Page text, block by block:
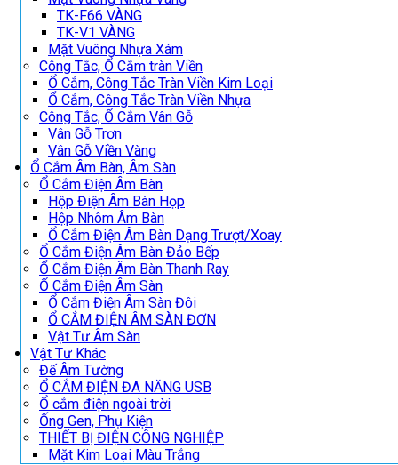
TK-F66 VÀNG
TK-V1 VÀNG
Mặt Vuông Nhựa Xám
Công Tắc, Ổ Cắm tràn Viền
Ổ Cắm, Công Tắc Tràn Viền Kim Loại
Ổ Cắm, Công Tắc Tràn Viền Nhựa
Công Tắc, Ổ Cắm Vân Gỗ
Vân Gỗ Trơn
Vân Gỗ Viền Vàng
Ổ Cắm Âm Bàn, Âm Sàn
Ổ Cắm Điện Âm Bàn
Hộp Điện Âm Bàn Họp
Hộp Nhôm Âm Bàn
Ổ Cắm Điện Âm Bàn Dạng Trượt/Xoay
Ổ Cắm Điện Âm Bàn Đảo Bếp
Ổ Cắm Điện Âm Bàn Thanh Ray
Ổ Cắm Điện Âm Sàn
Ổ Cắm Điện Âm Sàn Đôi
Ổ CẮM ĐIỆN ÂM SÀN ĐƠN
Vật Tư Âm Sàn
Vật Tư Khác
Đế Âm Tường
Ổ CẮM ĐIỆN ĐA NĂNG USB
Ổ cắm điện ngoài trời
Ống Gen, Phụ Kiện
THIẾT BỊ ĐIỆN CÔNG NGHIỆP
Mặt Kim Loại Màu Trắng